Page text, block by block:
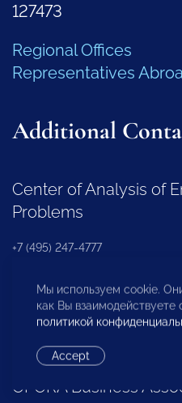
127473
Regional Offices
Representatives
Additional
Center of Analysis of
Problems
+7 (495) 247-4777
Regional
OPORA Business
Мы используем cookie.
как Вы
политикой
Accept